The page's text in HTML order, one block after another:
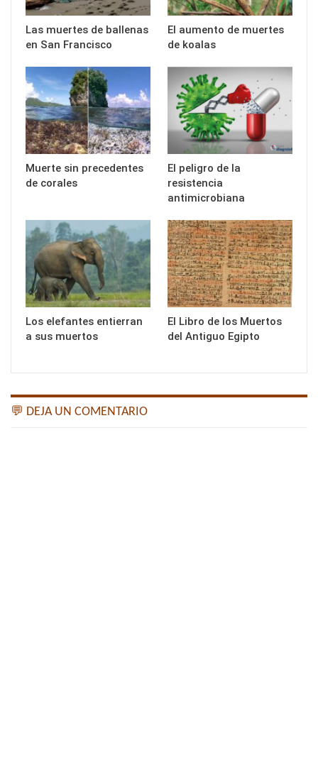
Las muertes de ballenas
en San Francisco
El aumento de muertes
de koalas
Muerte sin precedentes
de corales
El peligro de la
resistencia
antimicrobiana
Los elefantes entierran
a sus muertos
El Libro de los Muertos
del Antiguo Egipto
💬 DEJA UN COMENTARIO